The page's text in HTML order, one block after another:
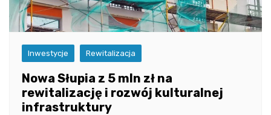
Inwestycje Rewitalizacja
Nowa Słupia z 5 mln zł na
rewitalizację i rozwój kulturalnej
infrastruktury